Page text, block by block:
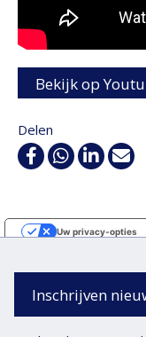
Bekijk op
Delen
FacebookWhatsApp
Linkedin
E-
Inschrijven
Uw privacy-opties